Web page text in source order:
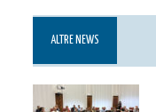
ALTRE NEWS